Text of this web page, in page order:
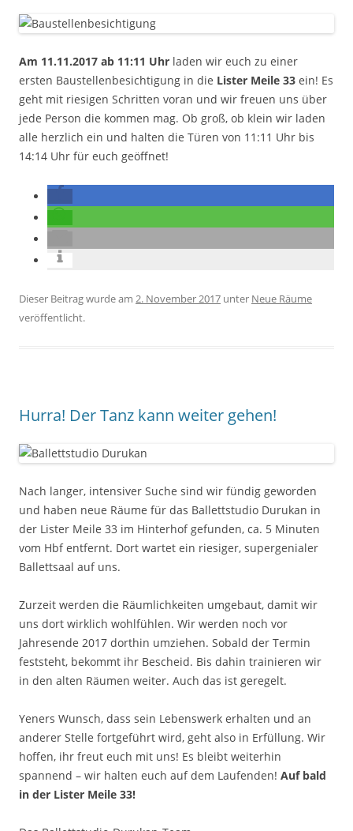
Am 11.11.2017 ab 11:11 Uhr laden wir euch zu einer
ersten Baustellenbesichtigung in die Lister Meile 33 ein! Es
geht mit riesigen Schritten voran und wir freuen uns über
jede Person die kommen mag. Ob groß, ob klein wir laden
alle herzlich ein und halten die Türen von 11:11 Uhr bis
14:14 Uhr für euch geöffnet!
Dieser Beitrag wurde am 2. November 2017 unter Neue Räume
veröffentlicht.
Hurra! Der Tanz kann weiter gehen!
Nach langer, intensiver Suche sind wir fündig geworden
und haben neue Räume für das Ballettstudio Durukan in
der Lister Meile 33 im Hinterhof gefunden, ca. 5 Minuten
vom Hbf entfernt. Dort wartet ein riesiger, supergenialer
Ballettsaal auf uns.
Zurzeit werden die Räumlichkeiten umgebaut, damit wir
uns dort wirklich wohlfühlen. Wir werden noch vor
Jahresende 2017 dorthin umziehen. Sobald der Termin
feststeht, bekommt ihr Bescheid. Bis dahin trainieren wir
in den alten Räumen weiter. Auch das ist geregelt.
Yeners Wunsch, dass sein Lebenswerk erhalten und an
anderer Stelle fortgeführt wird, geht also in Erfüllung. Wir
hoffen, ihr freut euch mit uns! Es bleibt weiterhin
spannend – wir halten euch auf dem Laufenden! Auf bald
in der Lister Meile 33!